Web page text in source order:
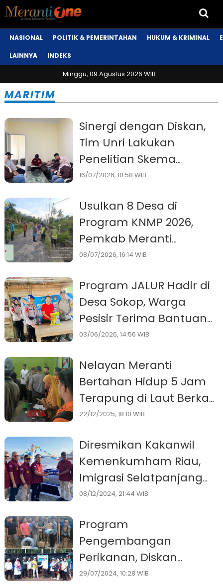
NASIONAL POLITIK & PEMERINTAHAN HUKUM & KRIMINAL
LAINNYA INDEKS
Minggu, 09 Agustus 2026 WIB
MARITIM
Sinergi dengan Diskan,
Tim Unri Lakukan
Penelitian Skema
Ripekdom di Kepulauan
16/07/2026, 10:58 WIB
Usulkan 8 Desa di
Program KNMP 2026,
Pemkab Meranti
Tunggu Keputusan KKP
08/07/2026, 16:14 WIB
Program JALUR Hadir di
Desa Sokop, Warga
Pesisir Terima Bantuan
Sosial dan Pendidikan
03/06/2026, 14:56 WIB
Nelayan Meranti
Bertahan Hidup 5 Jam
Terapung di Laut Berkat
Life Jacket
22/12/2025, 18:10 WIB
Diresmikan Kakanwil
Kemenkumham Riau,
Imigrasi Selatpanjang
Akhirnya Punya Kapal
08/12/2024, 21:44 WIB
Program
Pengembangan
Perikanan, Diskan
Meranti Salurkan
29/07/2024, 10:28 WIB